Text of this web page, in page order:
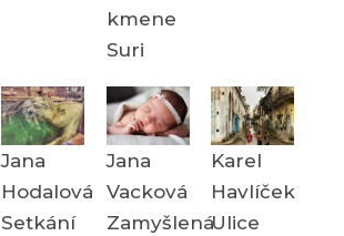
kmene
Suri
Jana
Hodalová
Setkání
Jana
Vacková
Zamyšlená
Karel
Havlíček
Ulice